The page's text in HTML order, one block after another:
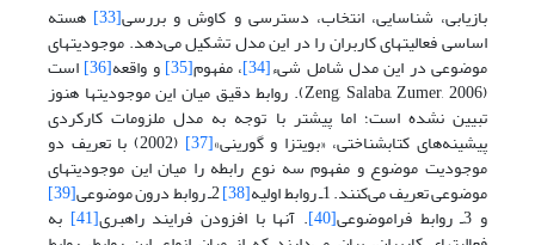
بازیابی، شناسایی، انتخاب، دسترسی و کاوش و بررسی[33] هسته
اساسی فعالیتهای کاربران را در این مدل تشکیل می‌دهد. موجودیتهای
موضوعی در این مدل شامل شیء[34] ، مفهوم[35] و واقعه[36] است
(Zeng, Salaba, Zumer, 2006). روابط دقیق میان این موجودیتها هنوز
تبیین نشده است؛ اما پیشتر با توجه به مدل ملزومات کارکردی
پیشینه‌های کتابشناختی، «بویتزا و گورینی»[37] (2002) با تعریف دو
موجودیت موضوع و مفهوم سه نوع رابطه را میان این موجودیتهای
موضوعی تعریف می‌کنند. 1ـ روابط اولیه [38]
[39]
و 3ـ روابط فراموضوعی [40] . آنها با افزودن فرایند راهبری[41] به